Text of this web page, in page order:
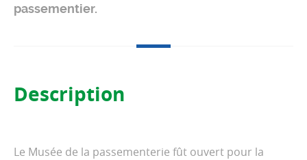
passementier.
Description
Le Musée de la passementerie fût ouvert pour la